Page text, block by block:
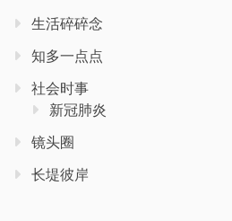
生活碎碎念
知多一点点
社会时事
新冠肺炎
镜头圈
长堤彼岸